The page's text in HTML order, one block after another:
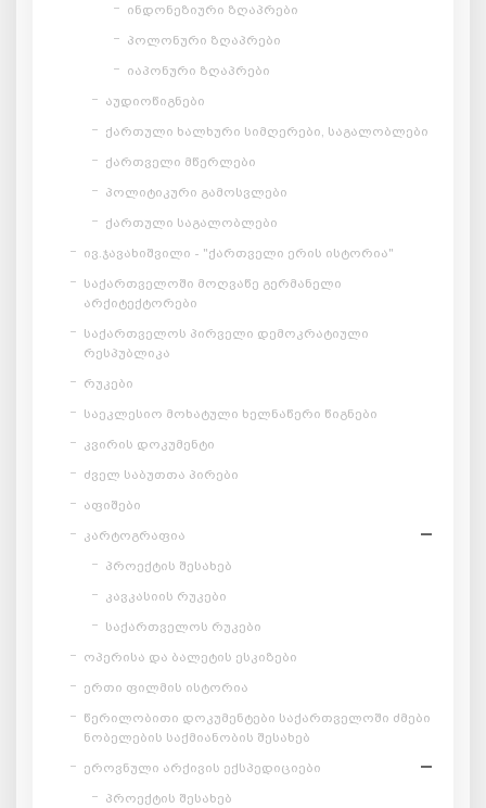
ინდონეზიური ზღაპრები
პოლონური ზღაპრები
იაპონური ზღაპრები
აუდიოწიგნები
ქართული ხალხური სიმღერები, საგალობლები
ქართველი მწერლები
პოლიტიკური გამოსვლები
ქართული საგალობლები
ივ.ჯავახიშვილი - "ქართველი ერის ისტორია"
საქართველოში მოღვაწე გერმანელი
არქიტექტორები
საქართველოს პირველი დემოკრატიული
რესპუბლიკა
რუკები
საეკლესიო მოხატული ხელნაწერი წიგნები
კვირის დოკუმენტი
ძველ საბუთთა პირები
აფიშები
კარტოგრაფია
პროექტის შესახებ
კავკასიის რუკები
საქართველოს რუკები
ოპერისა და ბალეტის ესკიზები
ერთი ფილმის ისტორია
წერილობითი დოკუმენტები საქართველოში ძმები
ნობელების საქმიანობის შესახებ
ეროვნული არქივის ექსპედიციები
პროექტის შესახებ